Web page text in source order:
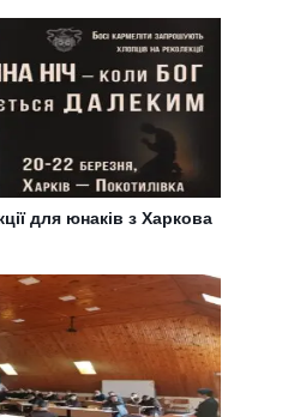
для юнаків з Харкова